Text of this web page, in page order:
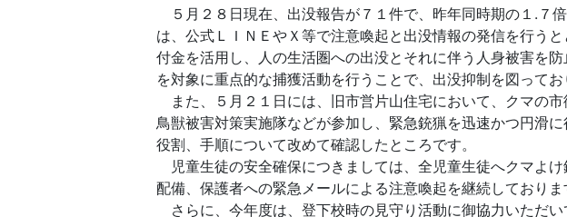
５月２８日現在、出没報告が７１件で、昨年同時期の１.７
は、公式ＬＩＮＥやＸ等で注意喚起と出没情報の発信を行う
付金を活用し、人の生活圏への出没とそれに伴う人身被害を
を対象に重点的な捕獲活動を行うことで、出没抑制を図ってお
また、５月２１日には、旧市営片山住宅において、クマの
鳥獣被害対策実施隊などが参加し、緊急銃猟を迅速かつ円滑
役割、手順について改めて確認したところです。
児童生徒の安全確保につきましては、全児童生徒へクマよ
配備、保護者への緊急メールによる注意喚起を継続しておりま
さらに、今年度は、登下校時の見守り活動に御協力いただ